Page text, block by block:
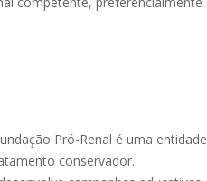
Pró-Renal é uma entidade
conservador.